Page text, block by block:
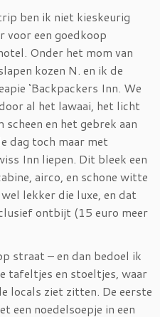
ben ik niet kieskeurig
voor een goedkoop
Onder het mom van
kozen N. en ik de
‘Backpackers Inn. We
al het lawaai, het licht
en het gebrek aan
dag toch maar met
Inn liepen. Dit bleek een
airco, en schone witte
lekker die luxe, en dat
ontbijt (15 euro meer
straat – en dan bedoel ik
tafeltjes en stoeltjes, waar
locals ziet zitten. De eerste
een noedelsoepje in een